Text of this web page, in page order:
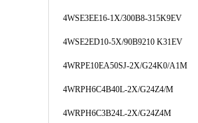
4WSE3EE16-1X/300B8-315K9EV
4WSE2ED10-5X/90B9210 K31EV
4WRPE10EA50SJ-2X/G24K0/A1M
4WRPH6C4B40L-2X/G24Z4/M
4WRPH6C3B24L-2X/G24Z4M